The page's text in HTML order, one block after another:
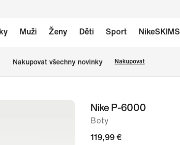
Muži Ženy Děti Sport NikeSKIMS
Nakupovat všechny novinky Nakupovat
obrázekNike P-6000
Boty
119,99 €